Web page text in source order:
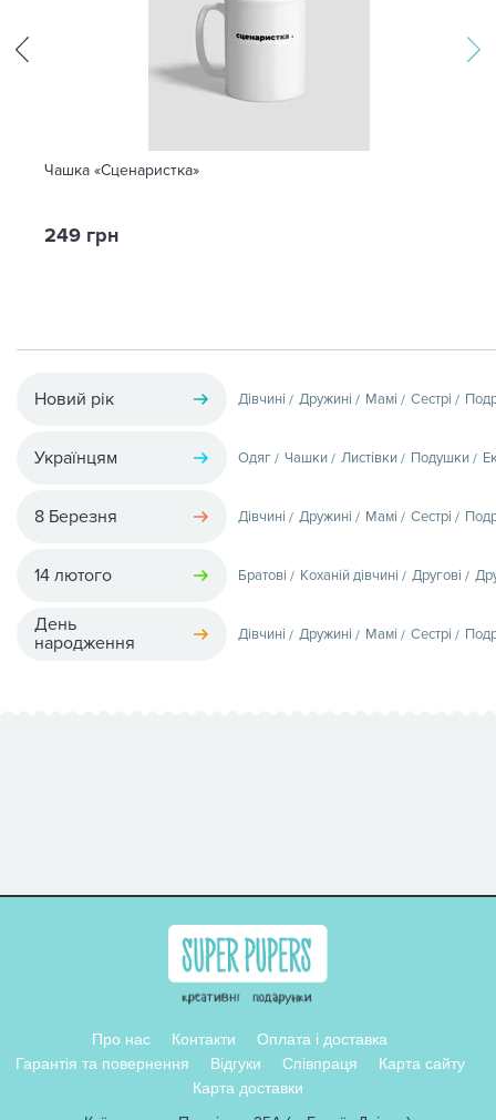
Чашка «Сценаристка»
249 грн
Новий рік Дівчині Дружині Мамі Сестрі
Українцям Одяг Чашки Листівки Подушки
8 Березня Дівчині Дружині Мамі Сестрі
14 лютого Братові Коханій дівчині Другові
День
народження
Дівчині Дружині Мамі Сестрі
Про нас Контакти
Оплата і доставка
Гарантія та повернення
Відгуки Співпраця
Карта сайту
Карта доставки